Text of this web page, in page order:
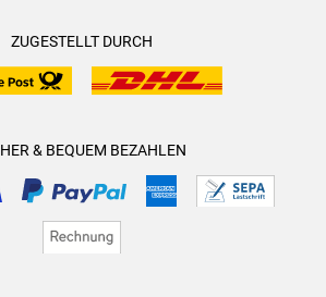
ZUGESTELLT DURCH
& BEQUEM BEZAHLEN